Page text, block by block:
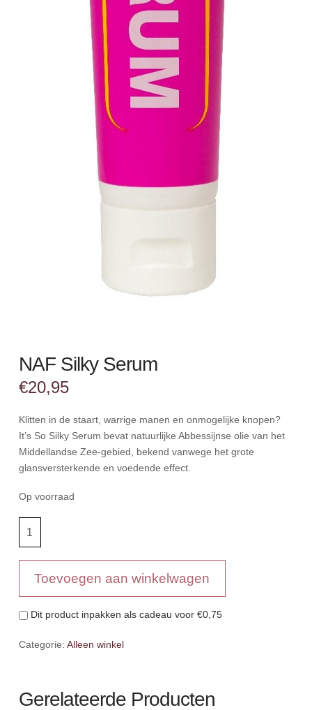
NAF Silky Serum
€20,95
Klitten in de staart, warrige manen en onmogelijke knopen?
It’s So Silky Serum bevat natuurlijke Abbessijnse olie van het
Middellandse Zee-gebied, bekend vanwege het grote
glansversterkende en voedende effect.
Op voorraad
aantalToevoegen aan winkelwagen
Dit product inpakken als cadeau voor €0,75
Categorie: Alleen winkel
Gerelateerde Producten